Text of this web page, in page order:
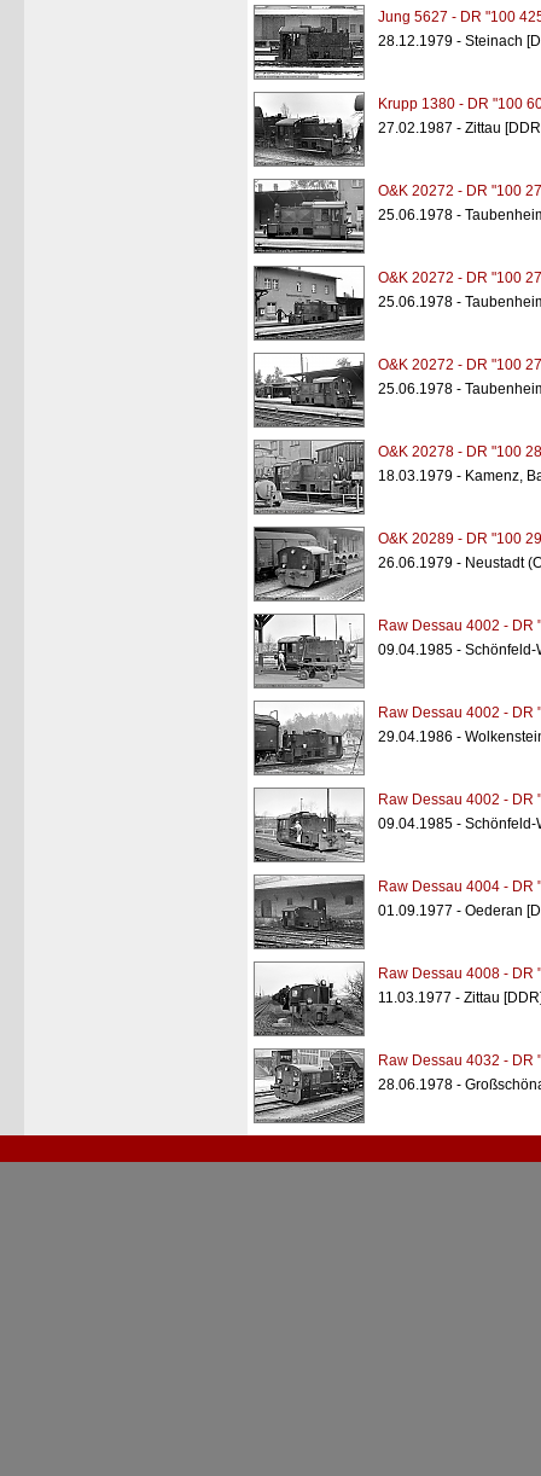
Jung 5627 - DR "100
28.12.1979 - Steinach
Krupp 1380 - DR "100
27.02.1987 - Zittau
O&K 20272 - DR "100
25.06.1978 -
O&K 20272 - DR "100
25.06.1978 -
O&K 20272 - DR "100
25.06.1978 -
O&K 20278 - DR "100
18.03.1979 - Kamenz,
O&K 20289 - DR "100
26.06.1979 - Neustadt
Raw Dessau 4002 - DR
09.04.1985 -
Raw Dessau 4002 - DR
29.04.1986 -
Raw Dessau 4002 - DR
09.04.1985 -
Raw Dessau 4004 - DR
01.09.1977 - Oederan
Raw Dessau 4008 - DR
11.03.1977 - Zittau
Raw Dessau 4032 - DR
28.06.1978 -